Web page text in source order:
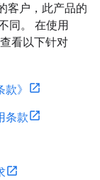
客户，此产品的
同。 在使用
看以下针对
》
条款